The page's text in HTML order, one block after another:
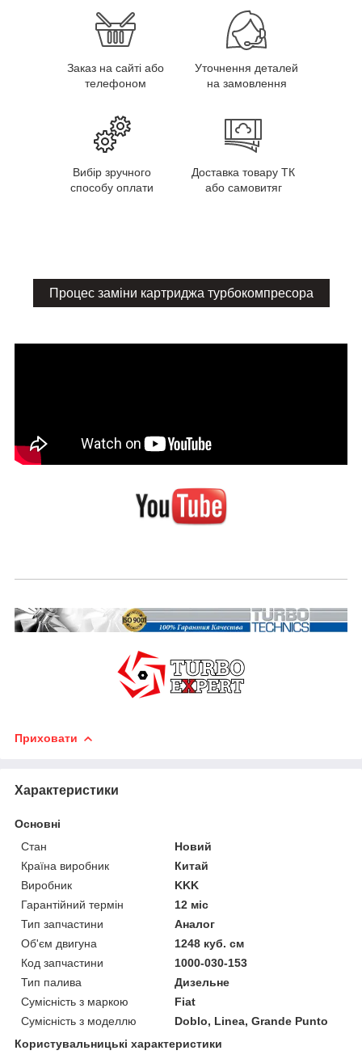
Заказ на сайті або
телефоном
Уточнення деталей
на замовлення
Вибір зручного
способу оплати
Доставка товару ТК
або самовитяг
Процес заміни картриджа турбокомпресора
Приховати
Характеристики
Основні
Стан
Новий
Країна виробник
Китай
Виробник
KKK
Гарантійний термін
12 міс
Тип запчастини
Аналог
Об'єм двигуна
1248 куб. см
Код запчастини
1000-030-153
Тип палива
Дизельне
Сумісність з маркою
Fiat
Сумісність з моделлю
Doblo, Linea, Grande Punto
Користувальницькі характеристики